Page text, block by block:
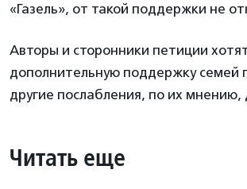
«Газель», от такой поддержки не
Авторы и сторонники петиции
дополнительную поддержку семей
другие послабления, по их
Читать еще